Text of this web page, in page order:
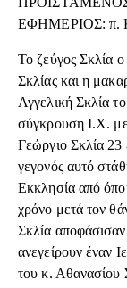
ΕΦΗΜΕΡΙΟΣ:
Το ζεύγος Σκλία
Σκλίας και η
Αγγελική Σκλία
σύγκρουση Ι.Χ. με
Γεώργιο Σκλία 23
γεγονός αυτό
Εκκλησία από
χρόνο μετά τον
Σκλία
ανεγείρουν έναν
του κ. Αθανασίου